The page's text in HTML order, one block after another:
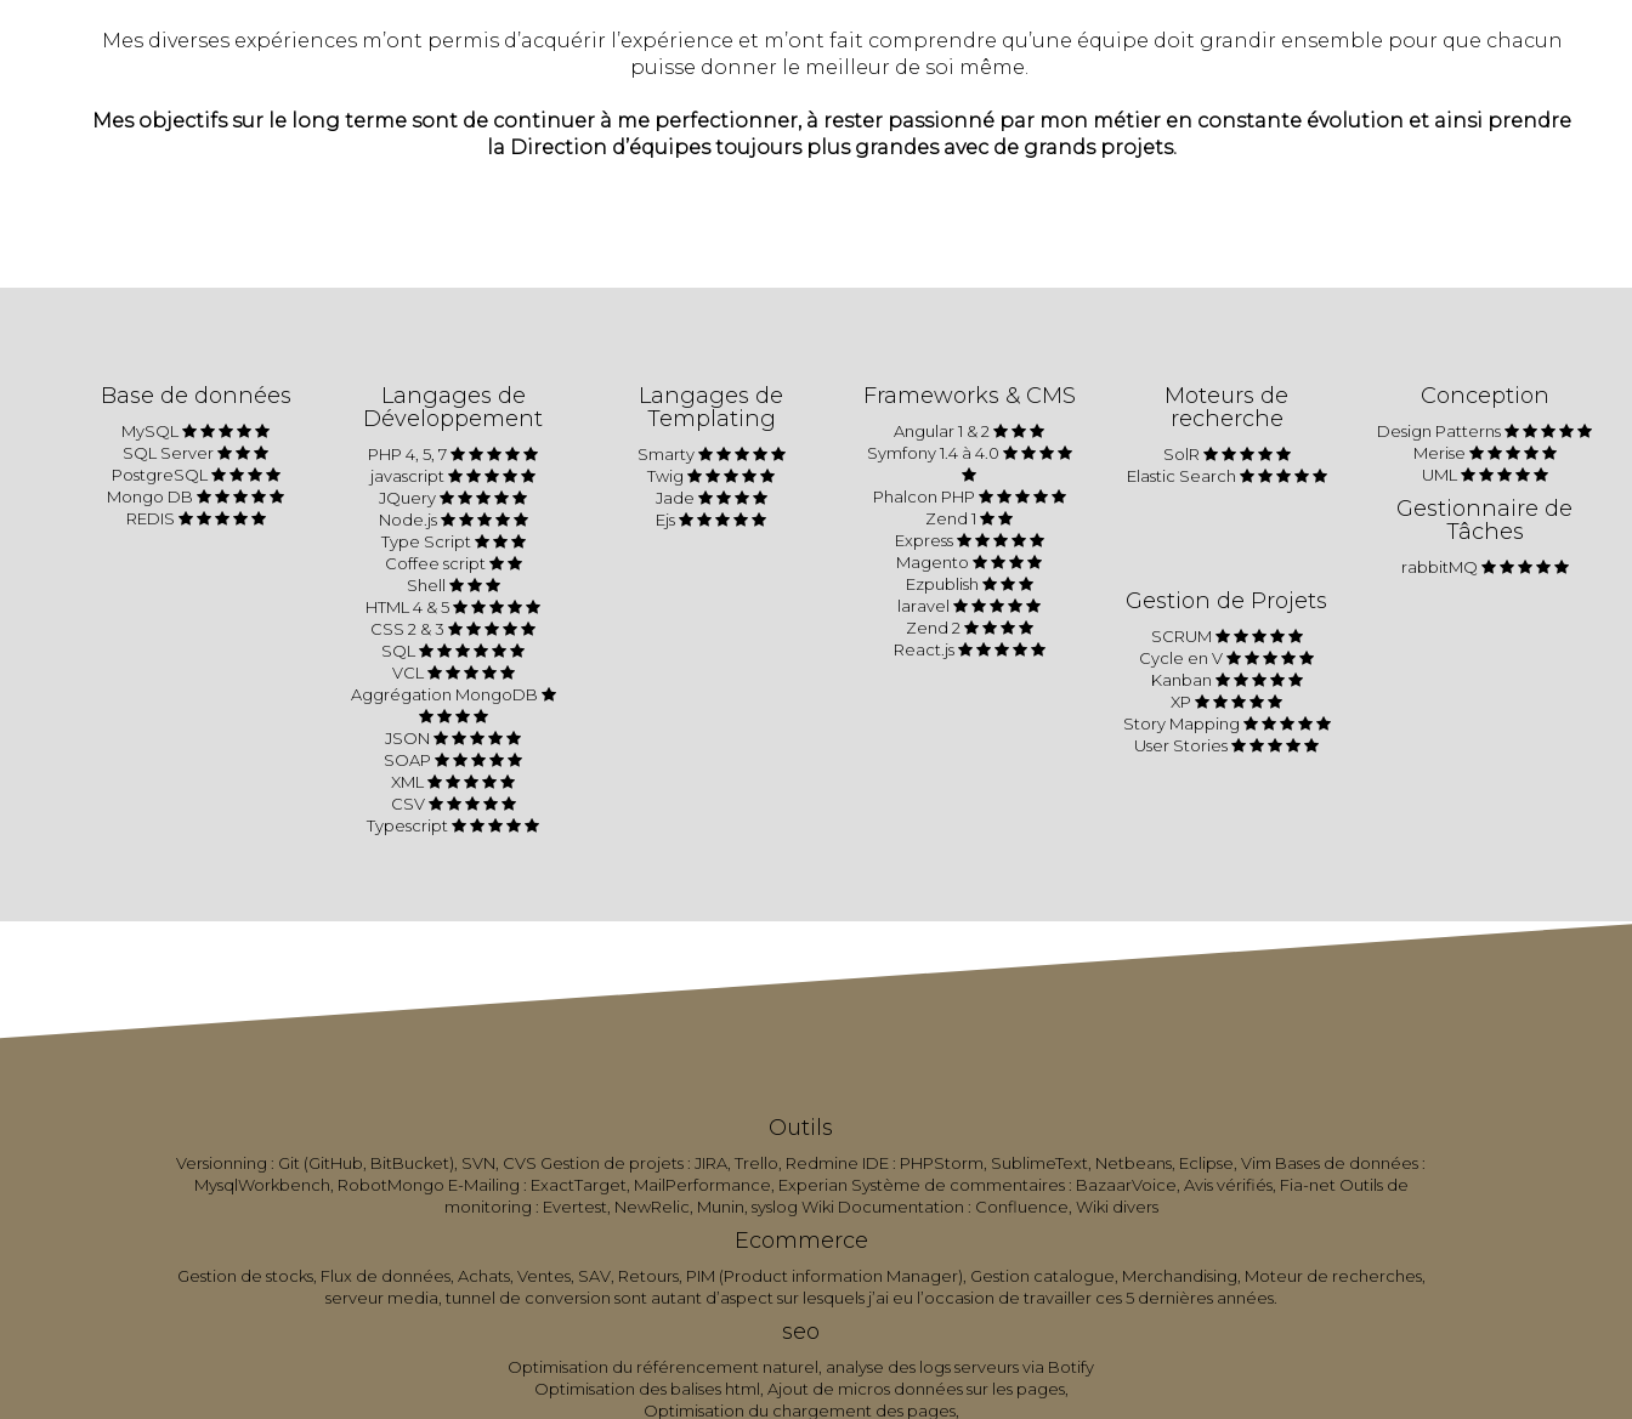
Mes diverses expériences m’ont permis d’acquérir l’expérience et m’ont fait comprendre qu’une équipe doit grandir ensemble pour que chacun
puisse donner le meilleur de soi même.
Mes objectifs sur le long terme sont de continuer à me perfectionner, à rester passionné par mon métier en constante évolution et ainsi prendre
la Direction d’équipes toujours plus grandes avec de grands projets.
Base de données
MySQL
SQL Server
PostgreSQL
Mongo DB
REDIS
Langages de
Développement
PHP 4, 5, 7
javascript
JQuery
Node.js
Type Script
Coffee script
Shell
HTML 4 & 5
CSS 2 & 3
SQL
VCL
Aggrégation MongoDB
JSON
SOAP
XML
CSV
Typescript
Langages de
Templating
Smarty
Twig
Jade
Ejs
Frameworks & CMS
Angular 1 & 2
Symfony 1.4 à 4.0
Phalcon PHP
Zend 1
Express
Magento
Ezpublish
laravel
Zend 2
React.js
Moteurs de
recherche
SolR
Elastic Search
Conception
Design Patterns
Merise
UML
Gestionnaire de
Tâches
rabbitMQ
Gestion de Projets
SCRUM
Cycle en V
Kanban
XP
Story Mapping
User Stories
Outils
Versionning : Git (GitHub, BitBucket), SVN, CVS Gestion de projets : JIRA, Trello, Redmine IDE : PHPStorm, SublimeText, Netbeans, Eclipse, Vim Bases de données :
MysqlWorkbench, RobotMongo E-Mailing : ExactTarget, MailPerformance, Experian Système de commentaires : BazaarVoice, Avis vérifiés, Fia-net Outils de
monitoring : Evertest, NewRelic, Munin, syslog Wiki Documentation : Confluence, Wiki divers
Ecommerce
Gestion de stocks, Flux de données, Achats, Ventes, SAV, Retours, PIM (Product information Manager), Gestion catalogue, Merchandising, Moteur de recherches,
serveur media, tunnel de conversion sont autant d’aspect sur lesquels j’ai eu l’occasion de travailler ces 5 dernières années.
seo
Optimisation du référencement naturel, analyse des logs serveurs via Botify
Optimisation des balises html, Ajout de micros données sur les pages,
Optimisation du chargement des pages,